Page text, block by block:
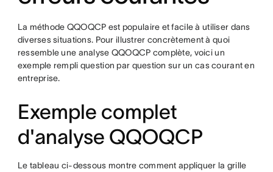
La méthode QQOQCP est populaire et facile à utiliser dans
diverses situations. Pour illustrer concrètement à quoi
ressemble une analyse QQOQCP complète, voici un
exemple rempli question par question sur un cas courant en
entreprise.
Exemple complet
d'analyse QQOQCP
Le tableau ci-dessous montre comment appliquer la grille